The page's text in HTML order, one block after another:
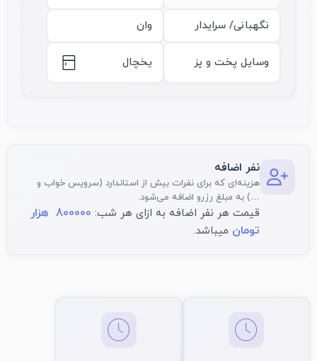
نگهبانی/ سرایدار وان
وسایل پخت و پز یخچال
نفر اضافه
هزینه‌ای که برای نفرات بیش از استاندارد (سرویس خواب و
…) به مبلغ رزرو اضافه می‌شود.
قیمت هر نفر اضافه به ازای هر شب:
800000 هزار
تومان میباشد.